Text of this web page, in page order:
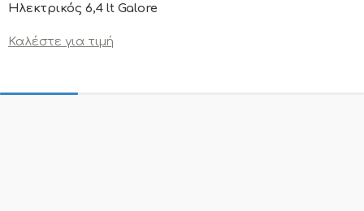
Ηλεκτρικός 6,4 lt Galore
Καλέστε για τιμή